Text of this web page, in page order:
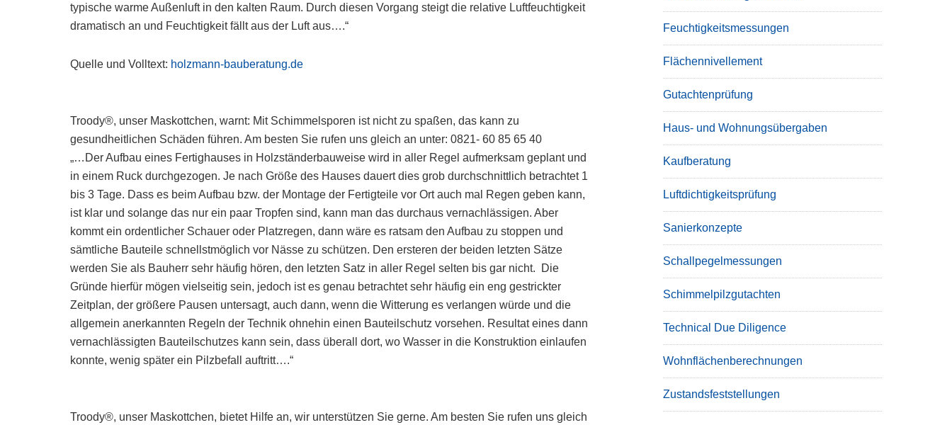
typische warme Außenluft in den kalten Raum. Durch diesen Vorgang steigt die relative Luftfeuchtigkeit
dramatisch an und Feuchtigkeit fällt aus der Luft aus….“
Quelle und Volltext: holzmann-bauberatung.de
Troody®, unser Maskottchen, warnt: Mit Schimmelsporen ist nicht zu spaßen, das kann zu
gesundheitlichen Schäden führen. Am besten Sie rufen uns gleich an unter: 0821- 60 85 65 40
„…Der Aufbau eines Fertighauses in Holzständerbauweise wird in aller Regel aufmerksam geplant und
in einem Ruck durchgezogen. Je nach Größe des Hauses dauert dies grob durchschnittlich betrachtet 1
bis 3 Tage. Dass es beim Aufbau bzw. der Montage der Fertigteile vor Ort auch mal Regen geben kann,
ist klar und solange das nur ein paar Tropfen sind, kann man das durchaus vernachlässigen. Aber
kommt ein ordentlicher Schauer oder Platzregen, dann wäre es ratsam den Aufbau zu stoppen und
sämtliche Bauteile schnellstmöglich vor Nässe zu schützen. Den ersteren der beiden letzten Sätze
werden Sie als Bauherr sehr häufig hören, den letzten Satz in aller Regel selten bis gar nicht. Die
Gründe hierfür mögen vielseitig sein, jedoch ist es genau betrachtet sehr häufig ein eng gestrickter
Zeitplan, der größere Pausen untersagt, auch dann, wenn die Witterung es verlangen würde und die
allgemein anerkannten Regeln der Technik ohnehin einen Bauteilschutz vorsehen. Resultat eines dann
vernachlässigten Bauteilschutzes kann sein, dass überall dort, wo Wasser in die Konstruktion einlaufen
konnte, wenig später ein Pilzbefall auftritt….“
Troody®, unser Maskottchen, bietet Hilfe an, wir unterstützen Sie gerne. Am besten Sie rufen uns gleich
Feuchtigkeitsmessungen
Flächennivellement
Gutachtenprüfung
Haus- und Wohnungsübergaben
Kaufberatung
Luftdichtigkeitsprüfung
Sanierkonzepte
Schallpegelmessungen
Schimmelpilzgutachten
Technical Due Diligence
Wohnflächenberechnungen
Zustandsfeststellungen